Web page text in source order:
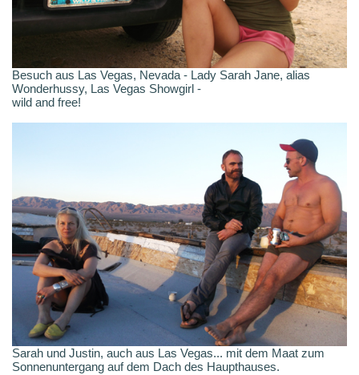
Besuch aus Las Vegas, Nevada - Lady Sarah Jane, alias
Wonderhussy, Las Vegas Showgirl -
wild and free!
Sarah und Justin, auch aus Las Vegas... mit dem Maat zum
Sonnenuntergang auf dem Dach des Haupthauses.